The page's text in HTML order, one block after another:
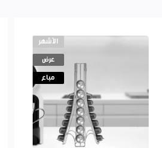
الأشهر
عرض
مباع